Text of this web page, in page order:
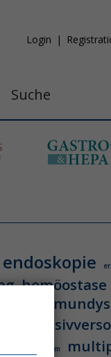
Login
Suche
endoskopie
homöostase
mikrobiom